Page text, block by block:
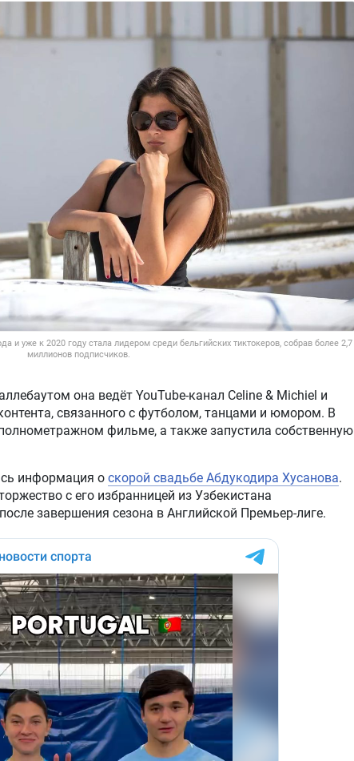
и уже к 2020 году стала лидером среди бельгийских тиктокеров, собрав более 2,7
миллионов подписчиков.
она ведёт YouTube-канал Celine & Michiel и
связанного с футболом, танцами и юмором. В
фильме, а также запустила собственную
информация о скорой свадьбе Абдукодира Хусанова.
с его избранницей из Узбекистана
завершения сезона в Английской Премьер-лиге.